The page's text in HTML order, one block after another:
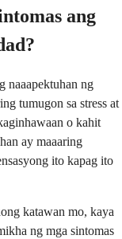
ang
naaapektuhan ng
tumugon sa stress at
o kahit
ay maaaring
ito kapag ito
katawan mo, kaya
ng mga sintomas